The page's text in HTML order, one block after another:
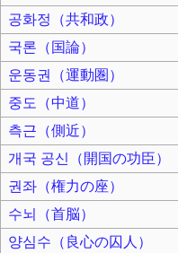
공화정（共和政）
국론（国論）
운동권（運動圏）
중도（中道）
측근（側近）
개국 공신（開国の功臣）
권좌（権力の座）
수뇌（首脳）
양심수（良心の囚人）